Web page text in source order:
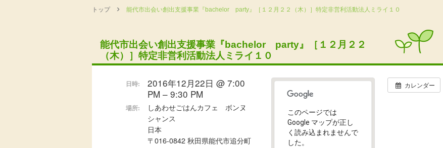
トップ › 能代市出会い創出支援事業『bachelor party』［１２月２２（木）］特定非営利活動法人ミライ１０
能代市出会い創出支援事業『bachelor party』［１２月２２
（木）］特定非営利活動法人ミライ１０
カレンダー
このページでは
Google マップが正し
く読み込まれませんで
した。
日時:
2016年12月22日 @ 7:00
PM – 9:30 PM
場所:
しあわせごはんカフェ ボンヌ
シャンス
日本
〒016-0842 秋田県能代市追分町